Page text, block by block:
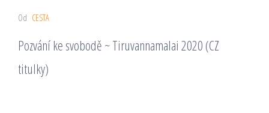
Od CESTA
Pozvání ke svobodě ~ Tiruvannamalai 2020 (CZ
titulky)